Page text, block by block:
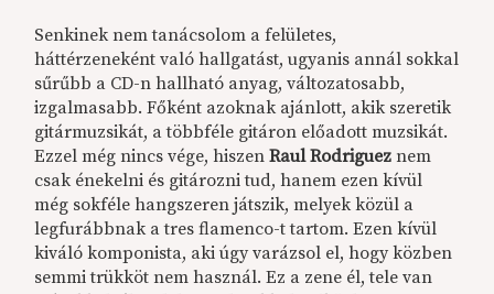
Senkinek nem tanácsolom a felületes,
háttérzeneként való hallgatást, ugyanis annál sokkal
sűrűbb a CD-n hallható anyag, változatosabb,
izgalmasabb. Főként azoknak ajánlott, akik szeretik
gitármuzsikát, a többféle gitáron előadott muzsikát.
Ezzel még nincs vége, hiszenRaul Rodriguez nem
csak énekelni és gitározni tud, hanem ezen kívül
még sokféle hangszeren játszik, melyek közül a
legfurábbnak a tres flamenco-t tartom. Ezen kívül
kiváló komponista, aki úgy varázsol el, hogy közben
semmi trükköt nem használ. Ez a zene él, tele van